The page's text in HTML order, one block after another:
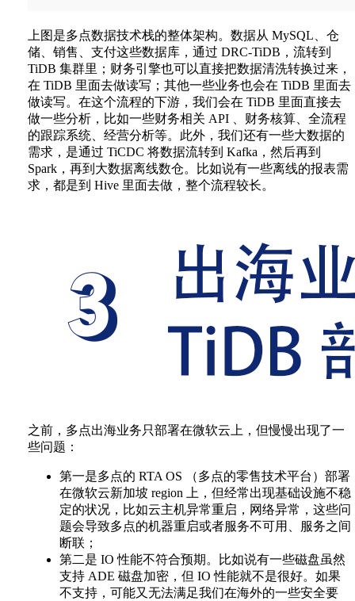
上图是多点数据技术栈的整体架构。数据从 MySQL、仓
储、销售、支付这些数据库，通过 DRC-TiDB，流转到
TiDB 集群里；财务引擎也可以直接把数据清洗转换过来，
在 TiDB 里面去做读写；其他一些业务也会在 TiDB 里面去
做读写。在这个流程的下游，我们会在 TiDB 里面直接去
做一些分析，比如一些财务相关 API 、财务核算、全流程
的跟踪系统、经营分析等。此外，我们还有一些大数据的
需求，是通过 TiCDC 将数据流转到 Kafka，然后再到
Spark，再到大数据离线数仓。比如说有一些离线的报表需
求，都是到 Hive 里面去做，整个流程较长。
之前，多点出海业务只部署在微软云上，但慢慢出现了一
些问题：
第一是多点的 RTA OS （多点的零售技术平台）部署
在微软云新加坡 region 上，但经常出现基础设施不稳
定的状况，比如云主机异常重启，网络异常，这些问
题会导致多点的机器重启或者服务不可用、服务之间
断联；
第二是 IO 性能不符合预期。比如说有一些磁盘虽然
支持 ADE 磁盘加密，但 IO 性能就不是很好。如果
不支持，可能又无法满足我们在海外的一些安全要